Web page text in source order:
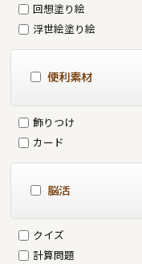
回想塗り絵
浮世絵塗り絵
便利素材
飾りつけ
カード
脳活
クイズ
計算問題